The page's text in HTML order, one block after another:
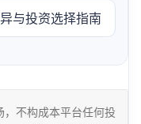
与投资选择指南
不构成本平台任何投